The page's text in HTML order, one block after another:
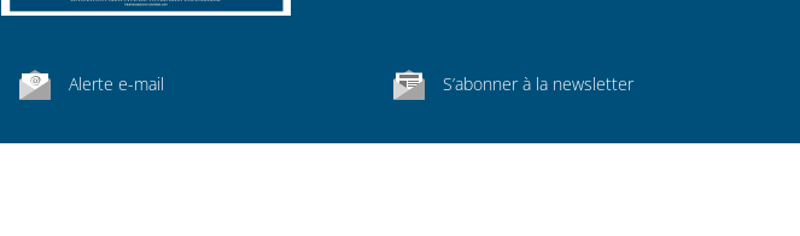
Alerte e-mail S’abonner à la newsletter